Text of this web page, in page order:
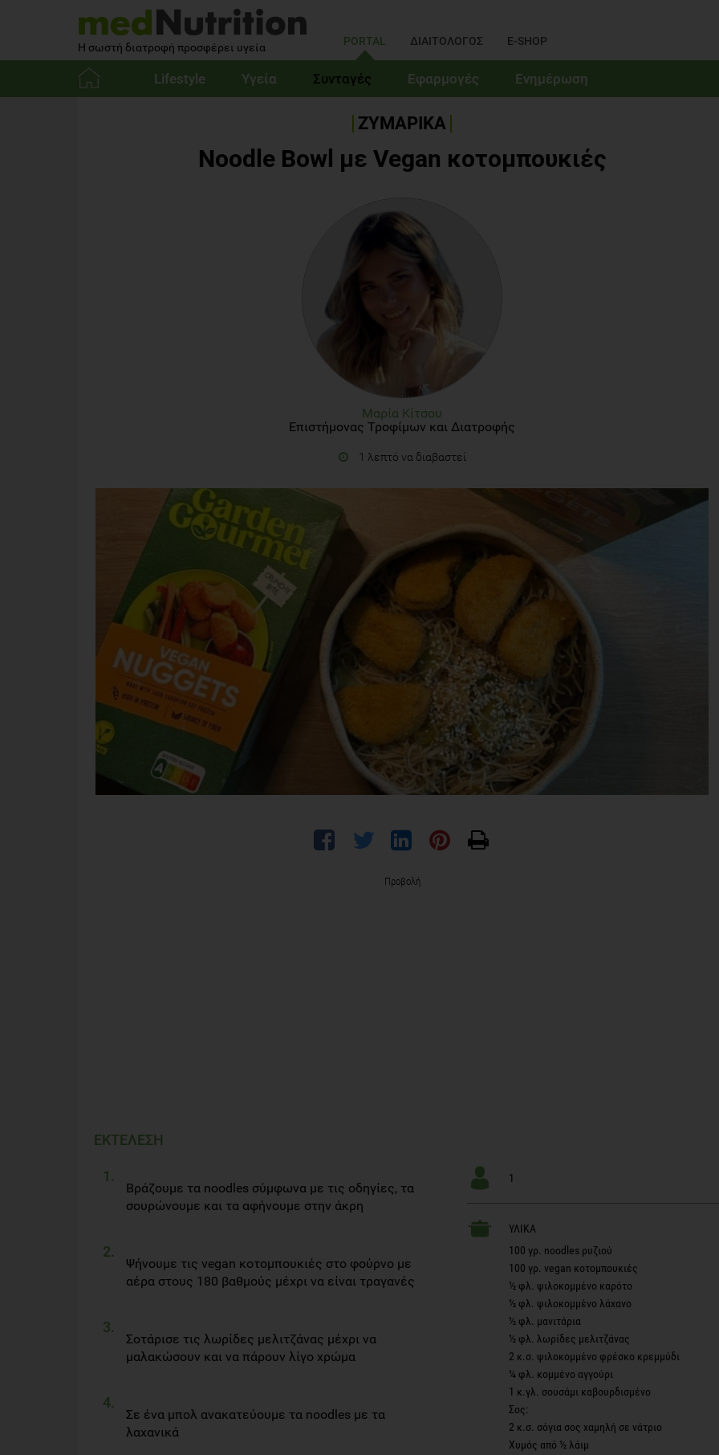
Η σωστή διατροφή προσφέρει υγεία PORTAL ΔΙΑΙΤΟΛΟΓΟΣ E-SHOP
Lifestyle Υγεία Συνταγές Εφαρμογές Ενημέρωση
ΖΥΜΑΡΙΚΑ
Noodle Bowl με Vegan κοτομπουκιές
Μαρία Κίτσου
Επιστήμονας Τροφίμων και Διατροφής
1 λεπτό να διαβαστεί
Προβολή
ΕΚΤΕΛΕΣΗ
Βράζουμε τα noodles σύμφωνα με τις οδηγίες, τα
σουρώνουμε και τα αφήνουμε στην άκρη
Ψήνουμε τις vegan κοτομπουκιές στο φούρνο με
αέρα στους 180 βαθμούς μέχρι να είναι τραγανές
Σοτάρισε τις λωρίδες μελιτζάνας μέχρι να
μαλακώσουν και να πάρουν λίγο χρώμα
Σε ένα μπολ ανακατεύουμε τα noodles με τα
λαχανικά
1
ΥΛΙΚΑ
100 γρ. noodles ρυζιού
100 γρ. vegan κοτομπουκιές
½ φλ. ψιλοκομμένο καρότο
½ φλ. ψιλοκομμένο λάχανο
½ φλ. μανιτάρια
½ φλ. λωρίδες μελιτζάνας
2 κ.σ. ψιλοκομμένο φρέσκο κρεμμύδι
¼ φλ. κομμένο αγγούρι
1 κ.γλ. σουσάμι καβουρδισμένο
Σος:
2 κ.σ. σόγια σος χαμηλή σε νάτριο
Χυμός από ½ λάιμ